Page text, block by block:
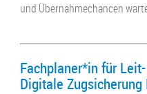
und Übernahmechancen
Fachplaner*in für
Digitale Zugsicherung